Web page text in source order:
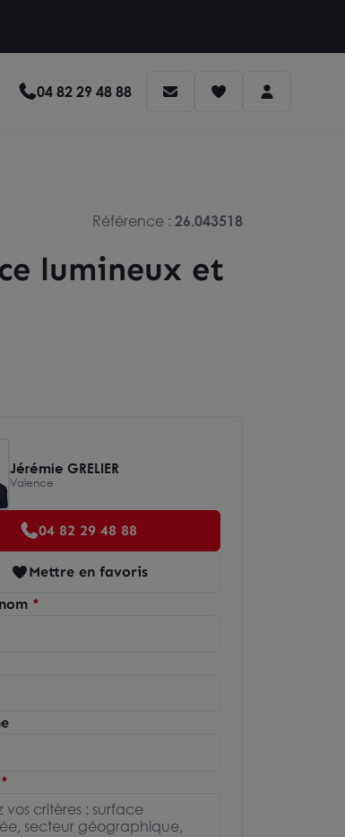
04 82 29 48 88
Référence : 26.043518
lumineux et
Jérémie GRELIER
Valence
04 82 29 48 88
Mettre en favoris